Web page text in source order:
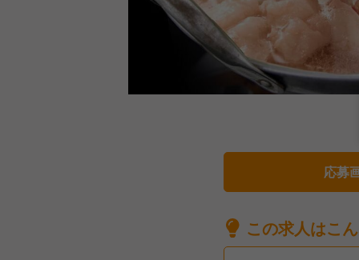
応募
この求人はこ